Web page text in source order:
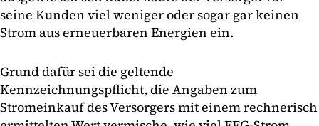
seine Kunden viel weniger oder sogar gar keinen
Strom aus erneuerbaren Energien ein.
Grund dafür sei die geltende
Kennzeichnungspflicht, die Angaben zum
Stromeinkauf des Versorgers mit einem rechnerisch